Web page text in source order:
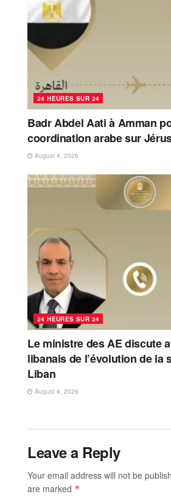
24 HEURES SUR 24
Badr Abdel Aati à Amman
coordination arabe sur
August 4, 2026
24 HEURES SUR 24
Le ministre des AE discute
libanais de l’évolution de la
Liban
August 4, 2026
Leave a Reply
Your email address will not be
are marked *